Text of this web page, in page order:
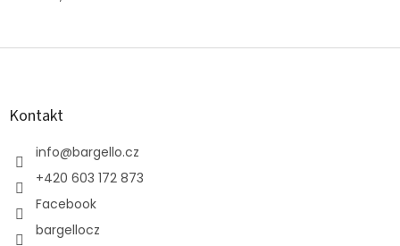
Z
Kontakt
info@bargello.cz
+420 603 172 873
Facebook
bargellocz